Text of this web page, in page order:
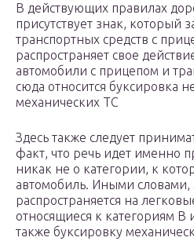
В действующих правилах
присутствует знак, который
транспортных средств с
распространяет свое
автомобили с прицепом и
сюда относится буксировка
механических ТС
Здесь также следует
факт, что речь идет именно
никак не о категории, к
автомобиль. Иными словами,
распространяется на
относящиеся к категориям B
также буксировку